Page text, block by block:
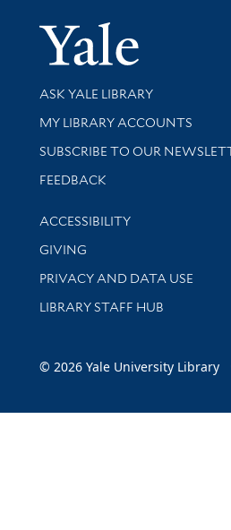
Library Services
ASK YALE LIBRARY
Get research help and support
MY LIBRARY ACCOUNTS
SUBSCRIBE TO OUR
Stay updated with library news
FEEDBACK
Library Information
ACCESSIBILITY
GIVING
PRIVACY AND DATA USE
LIBRARY STAFF HUB
© 2026 Yale University Library